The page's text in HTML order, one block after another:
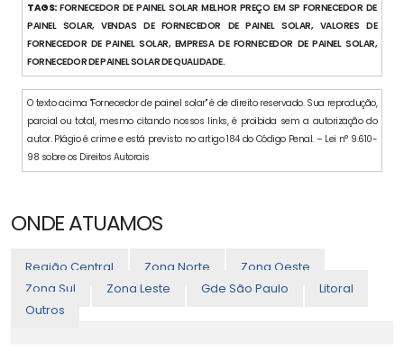
TAGS:FORNECEDOR DE PAINEL SOLAR MELHOR PREÇO EM SP FORNECEDOR DE
PAINEL SOLAR, VENDAS DE FORNECEDOR DE PAINEL SOLAR, VALORES DE
FORNECEDOR DE PAINEL SOLAR, EMPRESA DE FORNECEDOR DE PAINEL SOLAR,
FORNECEDOR DE PAINEL SOLAR DE QUALIDADE.
O texto acima "Fornecedor de painel solar" é de direito reservado. Sua reprodução,
parcial ou total, mesmo citando nossos links, é proibida sem a autorização do
autor. Plágio é crime e está previsto no artigo 184 do Código Penal. – Lei n° 9.610-
98 sobre os Direitos Autorais
ONDE ATUAMOS
Região Central Zona Norte
Zona Oeste
Zona Sul
Zona Leste Gde São Paulo
Litoral
Outros